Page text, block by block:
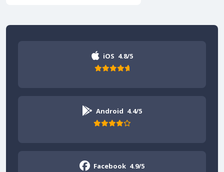
iOS 4.8/5
Android 4.4/5
Facebook 4.9/5